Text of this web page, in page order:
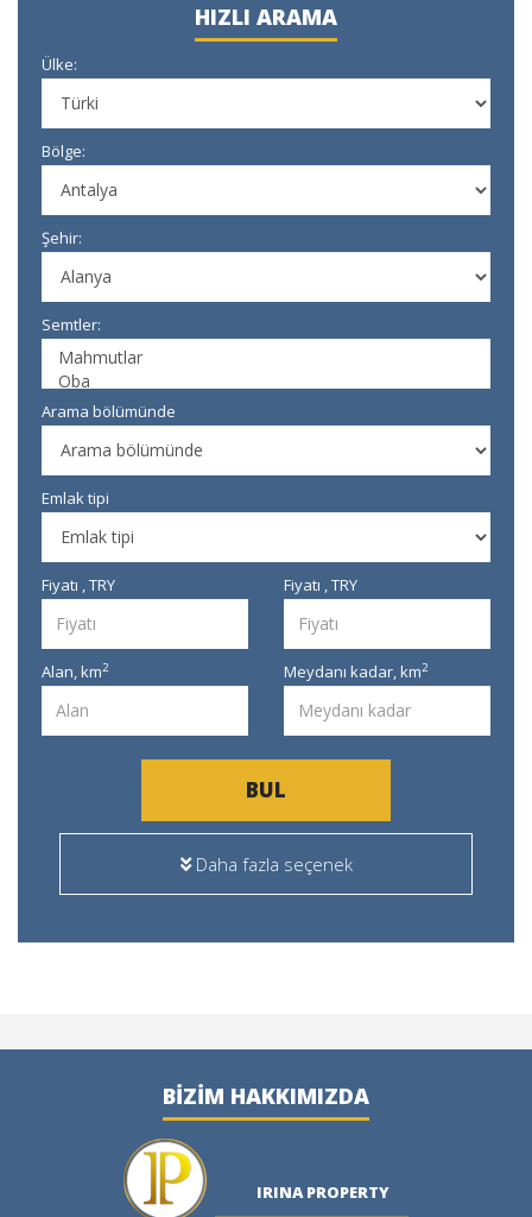
HIZLI ARAMA
Ülke:
Bölge:
Şehir:
Semtler:
Arama bölümünde
Emlak tipi
Fiyatı , TRY Fiyatı , TRY
Alan,km2 Meydanı kadar,km2
BUL
Daha fazla seçenek
BIZIM HAKKIMIZDA
IRINA PROPERTY